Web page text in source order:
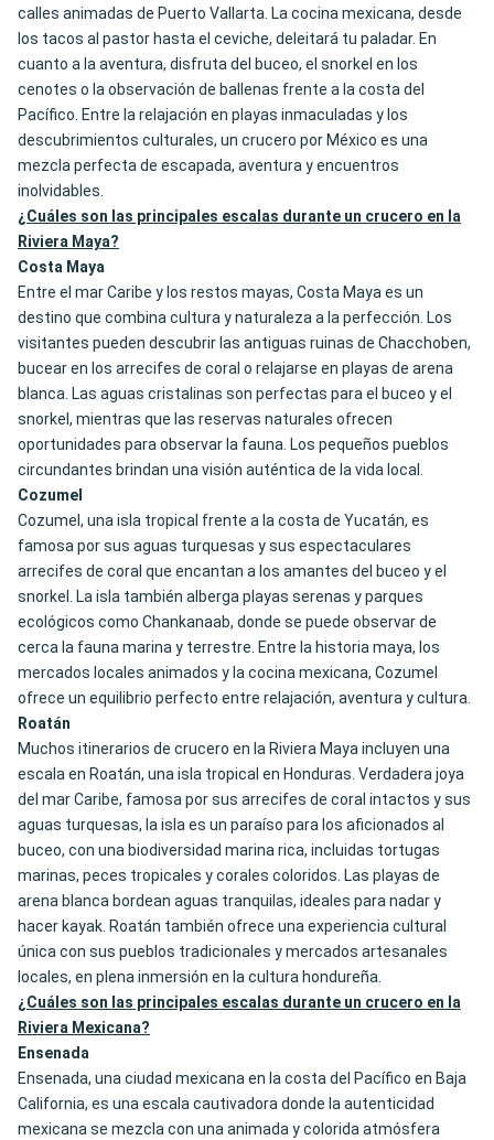
calles animadas de Puerto Vallarta. La cocina mexicana, desde
los tacos al pastor hasta el ceviche, deleitará tu paladar. En
cuanto a la aventura, disfruta del buceo, el snorkel en los
cenotes o la observación de ballenas frente a la costa del
Pacífico. Entre la relajación en playas inmaculadas y los
descubrimientos culturales, un crucero por México es una
mezcla perfecta de escapada, aventura y encuentros
inolvidables.
¿Cuáles son las principales escalas durante un crucero en la
Riviera Maya?
Costa Maya
Entre el mar Caribe y los restos mayas, Costa Maya es un
destino que combina cultura y naturaleza a la perfección. Los
visitantes pueden descubrir las antiguas ruinas de Chacchoben,
bucear en los arrecifes de coral o relajarse en playas de arena
blanca. Las aguas cristalinas son perfectas para el buceo y el
snorkel, mientras que las reservas naturales ofrecen
oportunidades para observar la fauna. Los pequeños pueblos
circundantes brindan una visión auténtica de la vida local.
Cozumel
Cozumel, una isla tropical frente a la costa de Yucatán, es
famosa por sus aguas turquesas y sus espectaculares
arrecifes de coral que encantan a los amantes del buceo y el
snorkel. La isla también alberga playas serenas y parques
ecológicos como Chankanaab, donde se puede observar de
cerca la fauna marina y terrestre. Entre la historia maya, los
mercados locales animados y la cocina mexicana, Cozumel
ofrece un equilibrio perfecto entre relajación, aventura y cultura.
Roatán
Muchos itinerarios de crucero en la Riviera Maya incluyen una
escala en Roatán, una isla tropical en Honduras. Verdadera joya
del mar Caribe, famosa por sus arrecifes de coral intactos y sus
aguas turquesas, la isla es un paraíso para los aficionados al
buceo, con una biodiversidad marina rica, incluidas tortugas
marinas, peces tropicales y corales coloridos. Las playas de
arena blanca bordean aguas tranquilas, ideales para nadar y
hacer kayak. Roatán también ofrece una experiencia cultural
única con sus pueblos tradicionales y mercados artesanales
locales, en plena inmersión en la cultura hondureña.
¿Cuáles son las principales escalas durante un crucero en la
Riviera Mexicana?
Ensenada
Ensenada, una ciudad mexicana en la costa del Pacífico en Baja
California, es una escala cautivadora donde la autenticidad
mexicana se mezcla con una animada y colorida atmósfera